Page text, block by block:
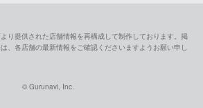
り提供された店舗情報を再構成して制作しております。掲
、各店舗の最新情報をご確認くださいますようお願い申し
© Gurunavi, Inc.